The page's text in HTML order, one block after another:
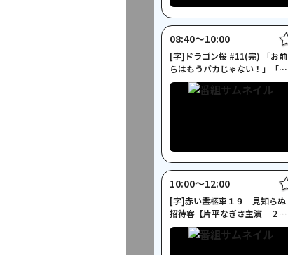
08:40〜10:00
[字]ドラゴン桜 #11(完) 「お前
らはもうバカじゃない！」「運
命の合格発表！」
10:00〜12:00
[字]赤い霊柩車１９ 見知らぬ
招待客【片平なぎさ主演 ２時
間サスペンス】